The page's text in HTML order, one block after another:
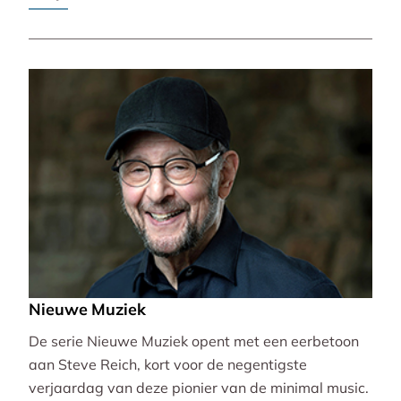
Nieuwe Muziek
De serie Nieuwe Muziek opent met een eerbetoon
aan Steve Reich, kort voor de negentigste
verjaardag van deze pionier van de minimal music.